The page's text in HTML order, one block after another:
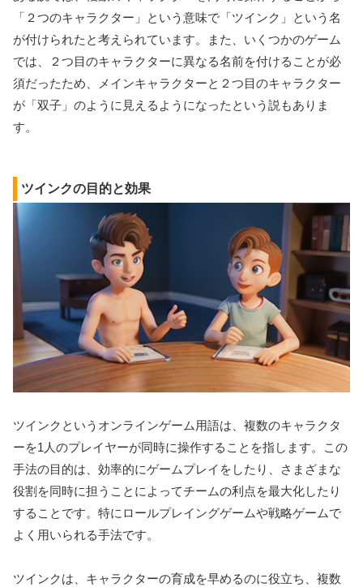
「２つのキャラクター」という意味で「ツインク」という名
が付けられたと考えられています。また、いくつかのゲーム
では、２つ目のキャラクターに異なる名前を付けることが必
須だったため、メインキャラクターと２つ目のキャラクター
が「双子」のように見えるようになったという説もありま
す。
ツインクの目的と効果
ツインクというオンラインゲーム用語は、複数のキャラクタ
ーを1人のプレイヤーが同時に操作することを指します。この
手法の目的は、効率的にゲームプレイをしたり、さまざまな
役割を同時に担うことによってチームの利点を最大化したり
することです。特にロールプレイングゲームや戦略ゲームで
よく用いられる手法です。
ツインクは、キャラクターの育成を早めるのに役立ち、複数